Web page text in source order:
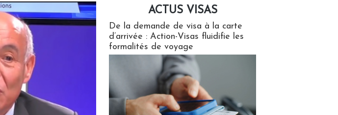
ACTUS VISAS
De la demande de visa à la carte
d’arrivée : Action-Visas fluidifie les
formalités de voyage